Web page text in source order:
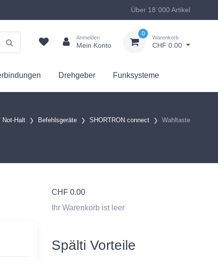
Über 18`000 Artikel
Anmelden
Mein Konto
0
Warenkorb
CHF 0.00
Drehgeber Funksysteme
Not-Halt Befehlsgeräte SHORTRON connect Wahltaste
CHF 0.00
Ihr Warenkorb ist leer
Spälti Vorteile